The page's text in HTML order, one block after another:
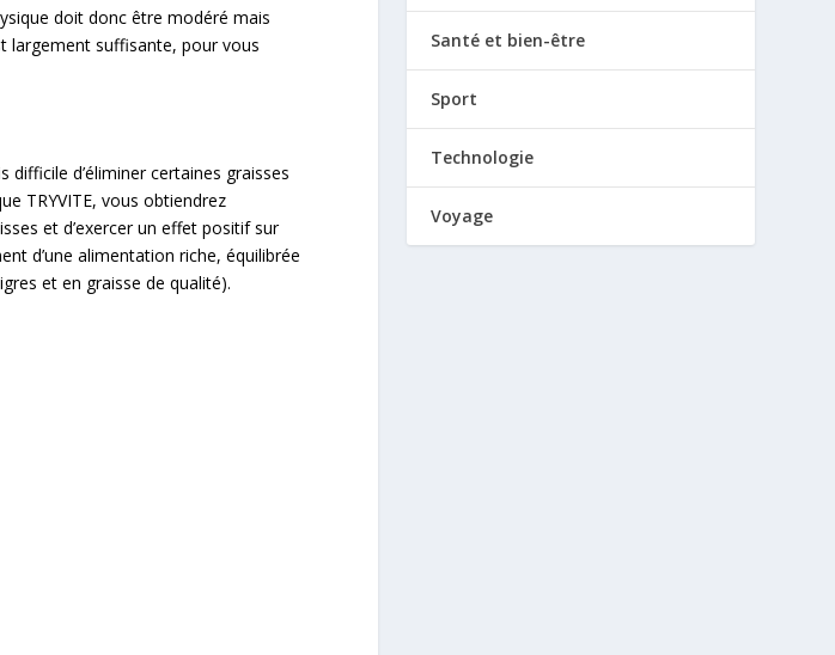
doit donc être modéré mais
largement suffisante, pour vous
d’éliminer certaines graisses
TRYVITE, vous obtiendrez
et d’exercer un effet positif sur
d’une alimentation riche, équilibrée
et en graisse de qualité).
Santé et bien-être
Sport
Technologie
Voyage